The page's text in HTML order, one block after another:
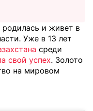
и живет в
Уже в 13 лет
среди
свой успех. Золото
на мировом